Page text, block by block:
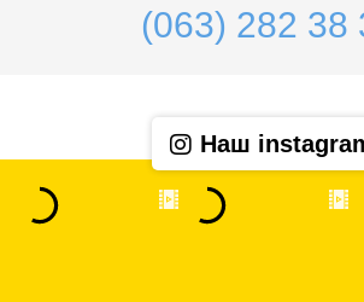
(063) 282 38
Наш